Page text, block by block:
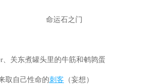
、关东煮罐头里的牛筋和鹌鹑蛋
取自己性命的刺客 （妄想）